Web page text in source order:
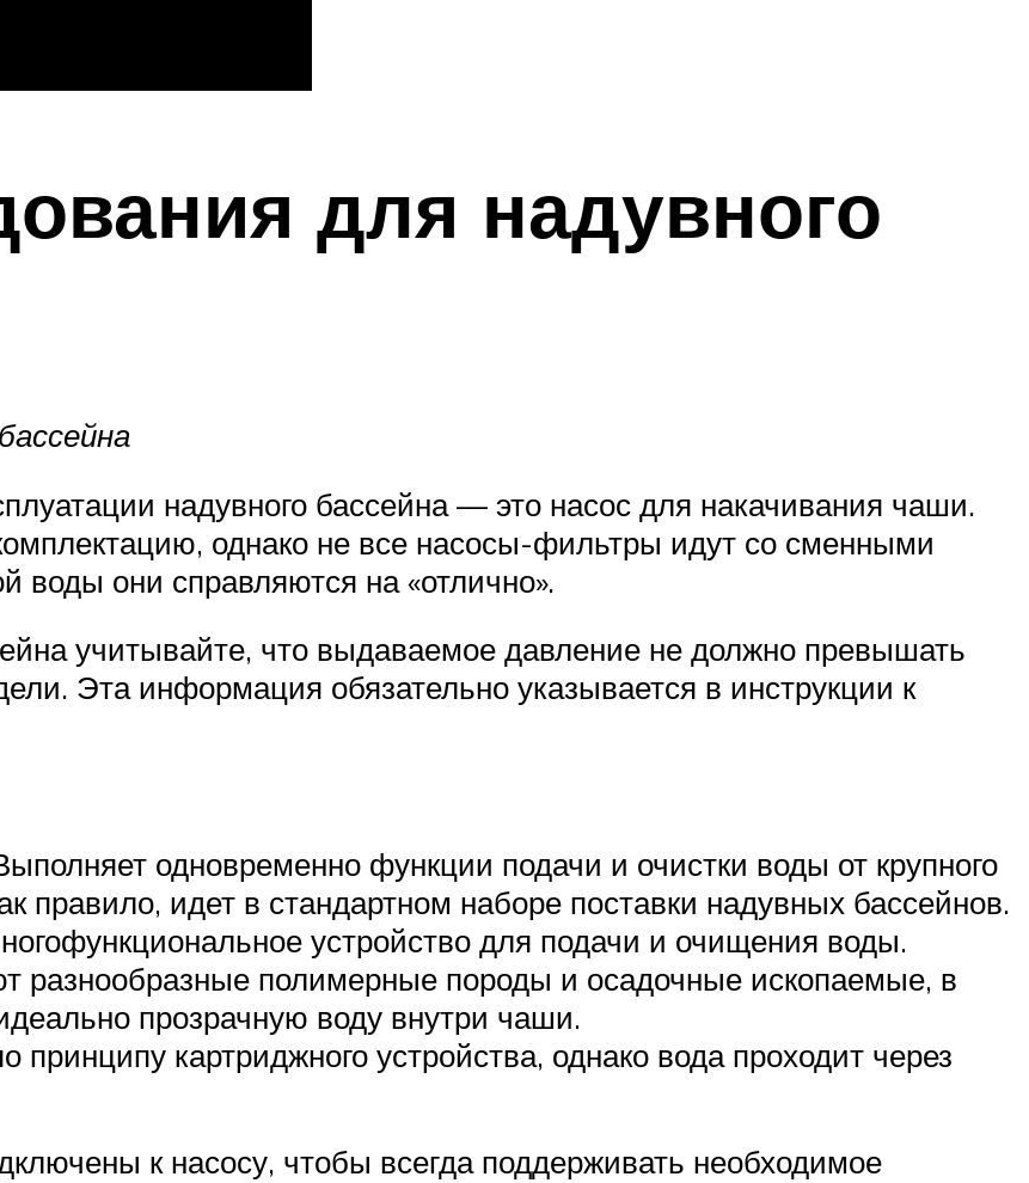
для надувного
надувного бассейна — это насос для накачивания чаши.
однако не все насосы-фильтры идут со сменными
воды они справляются на «отлично».
учитывайте, что выдаваемое давление не должно превышать
Эта информация обязательно указывается в инструкции к
одновременно функции подачи и очистки воды от крупного
правило, идет в стандартном наборе поставки надувных бассейнов.
устройство для подачи и очищения воды.
полимерные породы и осадочные ископаемые, в
прозрачную воду внутри чаши.
картриджного устройства, однако вода проходит через
к насосу, чтобы всегда поддерживать необходимое